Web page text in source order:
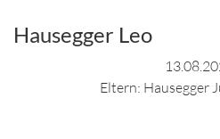
Hausegger Leo
Eltern: Hausegger